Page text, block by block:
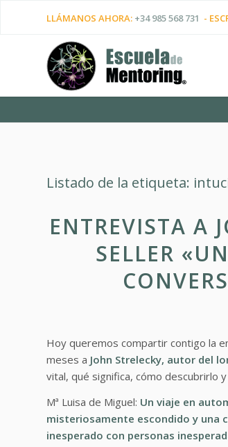
LLÁMANOS AHORA: +34 985 568 731 -
Listado de la etiqueta:
ENTREVISTA A
SELLER
Hoy queremos compartir contigo la
meses a John Strelecky, autor del
vital, qué significa, cómo descubrirlo
Mª Luisa de Miguel: Un viaje en
misteriosamente escondido y una
inesperado con personas